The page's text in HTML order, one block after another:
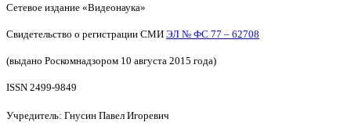
Сетевое издание «Видеонаука»
Свидетельство о регистрации СМИ ЭЛ № ФС 77 – 62708
(выдано Роскомнадзором 10 августа 2015 года)
ISSN 2499-9849
Учредитель: Гнусин Павел Игоревич